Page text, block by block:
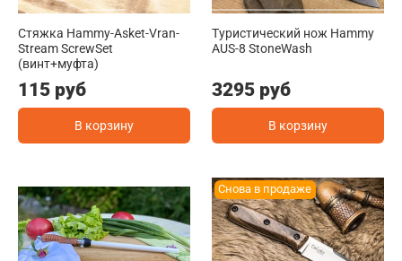
Стяжка Hammy-Asket-Vran-
Stream ScrewSet
(винт+муфта)
115 руб
В корзину
Туристический нож Hammy
AUS-8 StoneWash
3295 руб
В корзину
Снова в продаже